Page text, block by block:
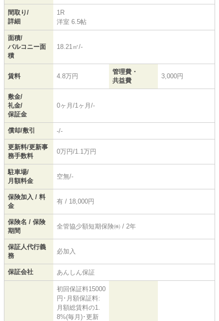
間取り/
詳細
1R
洋室 6.5帖
面積/
バルコニー面
積
18.21㎡/-
賃料 4.8万円
管理費・
共益費
3,000円
敷金/
礼金/
保証金
0ヶ月/1ヶ月/-
償却/敷引 -/-
更新料/更新事
務手数料
0万円/1.1万円
駐車場/
月額料金
空無/-
保険加入 / 料
金
有 / 18,000円
保険名 / 保険
期間
全管協少額短期保険㈱ / 2年
保証人代行義
務
必加入
保証会社 あんしん保証
初回保証料15000
円･月額保証料:
月額総賃料の1.
8%(毎月)･更新